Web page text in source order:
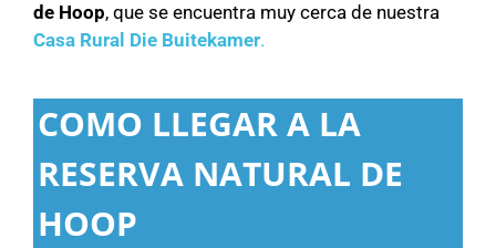
de Hoop, que se encuentra muy cerca de nuestra
Casa Rural Die Buitekamer.
COMO LLEGAR A LA
RESERVA NATURAL DE
HOOP